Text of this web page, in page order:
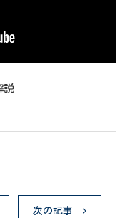
説
次の記事